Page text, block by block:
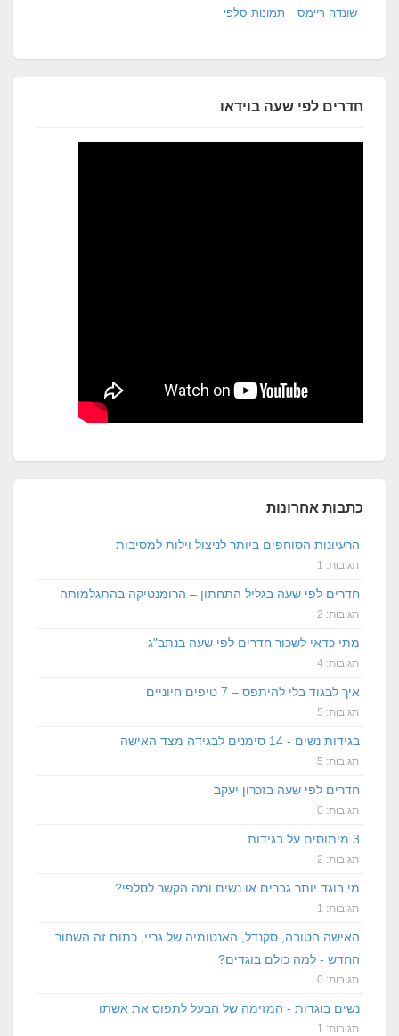
שונדה ריימס תמונות סלפי
חדרים לפי שעה בוידאו
כתבות אחרונות
הרעיונות הסוחפים ביותר לניצול וילות למסיבות
תגובות: 1
חדרים לפי שעה בגליל התחתון – הרומנטיקה בהתגלמותה
תגובות: 2
מתי כדאי לשכור חדרים לפי שעה בנתב"ג
תגובות: 4
איך לבגוד בלי להיתפס – 7 טיפים חיוניים
תגובות: 5
בגידות נשים - 14 סימנים לבגידה מצד האישה
תגובות: 5
חדרים לפי שעה בזכרון יעקב
תגובות: 0
3 מיתוסים על בגידות
תגובות: 2
מי בוגד יותר גברים או נשים ומה הקשר לסלפי?
תגובות: 1
האישה הטובה, סקנדל, האנטומיה של גריי, כתום זה השחור
החדש - למה כולם בוגדים?
תגובות: 0
נשים בוגדות - המזימה של הבעל לתפוס את אשתו
תגובות: 1